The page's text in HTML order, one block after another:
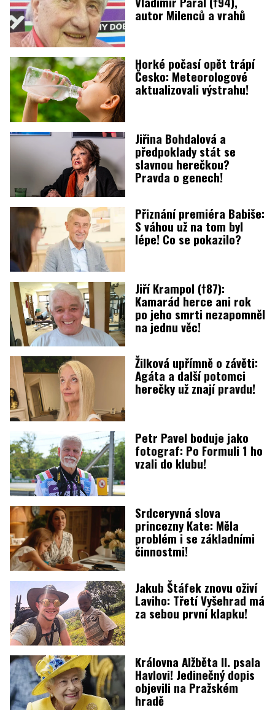
autor Milenců a vrahů
Horké počasí opět trápí
Česko: Meteorologové
aktualizovali výstrahu!
Jiřina Bohdalová a
předpoklady stát se
slavnou herečkou?
Pravda o genech!
Přiznání premiéra Babiše:
S váhou už na tom byl
lépe! Co se pokazilo?
Jiří Krampol (†87):
Kamarád herce ani rok
po jeho smrti nezapomněl
na jednu věc!
Žilková upřímně o závěti:
Agáta a další potomci
herečky už znají pravdu!
Petr Pavel boduje jako
fotograf: Po Formuli 1 ho
vzali do klubu!
Srdceryvná slova
princezny Kate: Měla
problém i se základními
činnostmi!
Jakub Štáfek znovu oživí
Laviho: Třetí Vyšehrad má
za sebou první klapku!
Královna Alžběta II. psala
Havlovi! Jedinečný dopis
objevili na Pražském
hradě